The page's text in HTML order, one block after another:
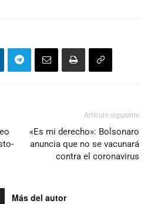
Artículo siguiente
«Es mi derecho»: Bolsonaro
anuncia que no se vacunará
contra el coronavirus
Más del autor